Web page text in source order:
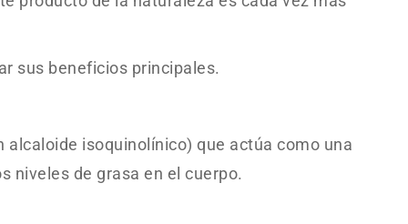
sus beneficios principales.
isoquinolínico) que actúa como una
niveles de grasa en el cuerpo.